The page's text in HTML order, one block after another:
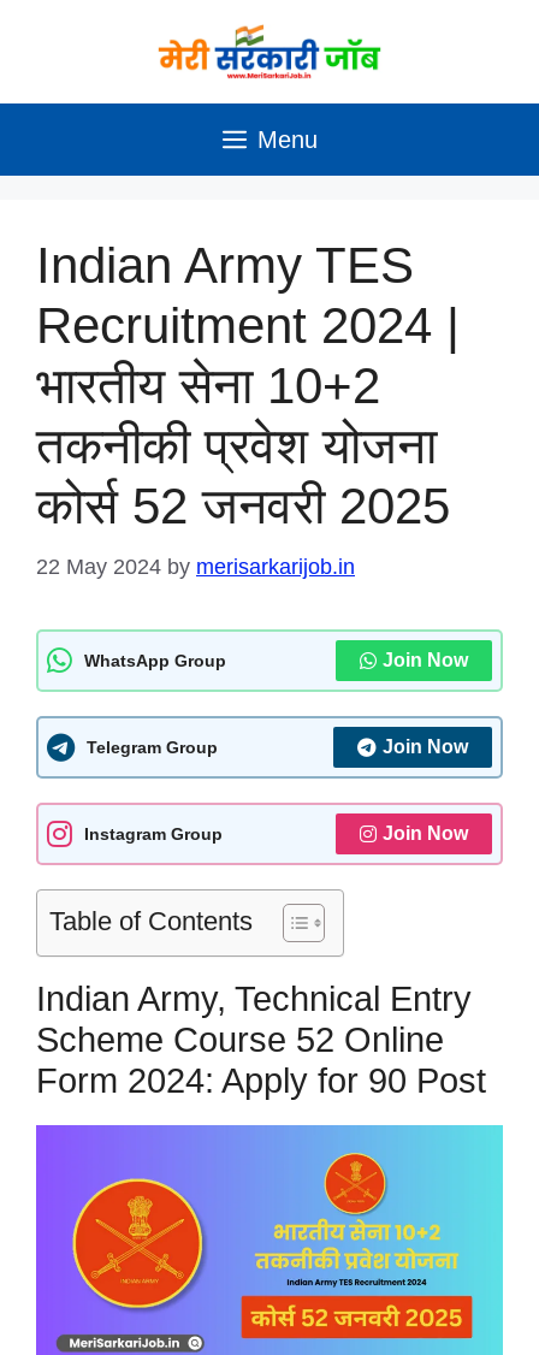
Menu
Indian Army TES
Recruitment 2024 |
भारतीय सेना 10+2
तकनीकी प्रवेश योजना
कोर्स 52 जनवरी 2025
22 May 2024 by merisarkarijob.in
WhatsApp Group Join Now
Telegram Group Join Now
Instagram Group Join Now
Table of Contents
Indian Army, Technical Entry
Scheme Course 52 Online
Form 2024: Apply for 90 Post